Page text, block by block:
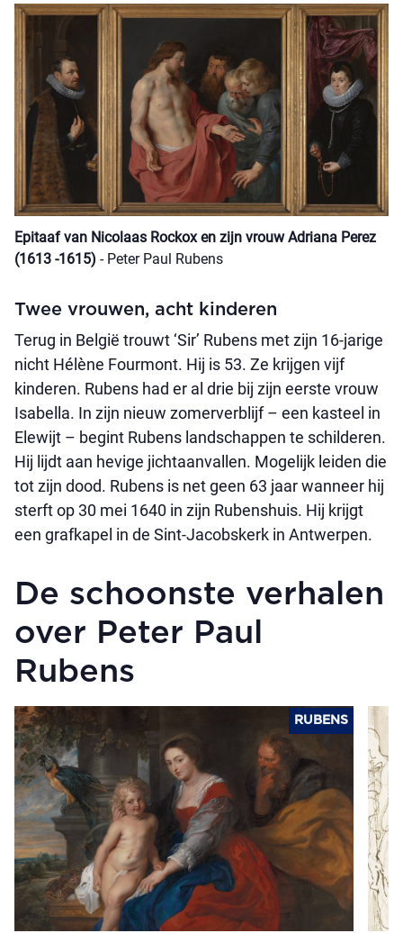
Epitaaf van Nicolaas Rockox en zijn vrouw Adriana Perez
(1613 -1615) - Peter Paul Rubens
Twee vrouwen, acht kinderen
Terug in België trouwt ‘Sir’ Rubens met zijn 16-jarige
nicht Hélène Fourmont. Hij is 53. Ze krijgen vijf
kinderen. Rubens had er al drie bij zijn eerste vrouw
Isabella. In zijn nieuw zomerverblijf – een kasteel in
Elewijt – begint Rubens landschappen te schilderen.
Hij lijdt aan hevige jichtaanvallen. Mogelijk leiden die
tot zijn dood. Rubens is net geen 63 jaar wanneer hij
sterft op 30 mei 1640 in zijn Rubenshuis. Hij krijgt
een grafkapel in de Sint-Jacobskerk in Antwerpen.
De schoonste verhalen
over Peter Paul
Rubens
RUBENS